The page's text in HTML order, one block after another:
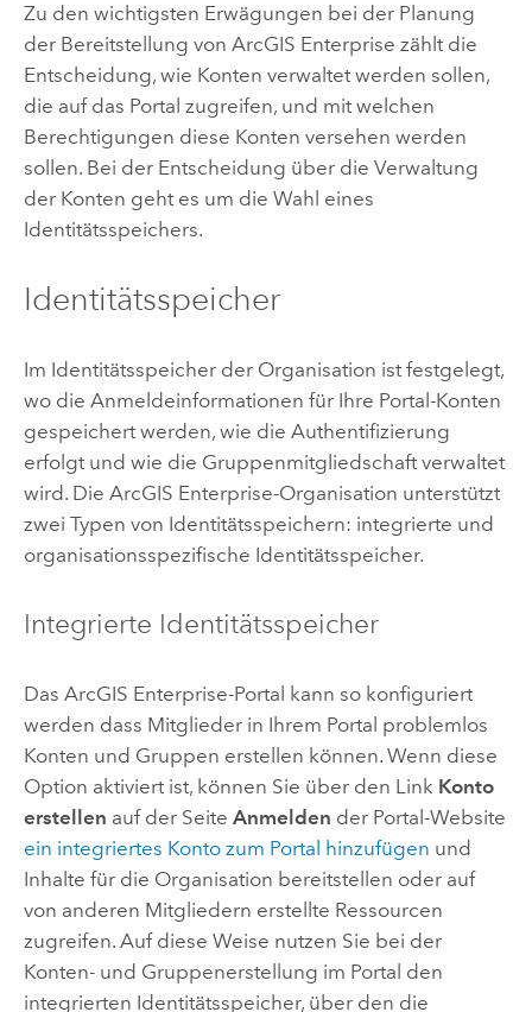
Zu den wichtigsten Erwägungen bei der Planung
der Bereitstellung von ArcGIS Enterprise zählt die
Entscheidung, wie Konten verwaltet werden sollen,
die auf das Portal zugreifen, und mit welchen
Berechtigungen diese Konten versehen werden
sollen. Bei der Entscheidung über die Verwaltung
der Konten geht es um die Wahl eines
Identitätsspeichers.
Identitätsspeicher
Im Identitätsspeicher der Organisation ist festgelegt,
wo die Anmeldeinformationen für Ihre Portal-Konten
gespeichert werden, wie die Authentifizierung
erfolgt und wie die Gruppenmitgliedschaft verwaltet
wird. Die ArcGIS Enterprise-Organisation unterstützt
zwei Typen von Identitätsspeichern: integrierte und
organisationsspezifische Identitätsspeicher.
Integrierte Identitätsspeicher
Das ArcGIS Enterprise-Portal kann so konfiguriert
werden dass Mitglieder in Ihrem Portal problemlos
Konten und Gruppen erstellen können. Wenn diese
Option aktiviert ist, können Sie über den Link Konto
erstellen auf der Seite Anmelden der Portal-Website
ein integriertes Konto zum Portal hinzufügen und
Inhalte für die Organisation bereitstellen oder auf
von anderen Mitgliedern erstellte Ressourcen
zugreifen. Auf diese Weise nutzen Sie bei der
Konten- und Gruppenerstellung im Portal den
integrierten Identitätsspeicher, über den die